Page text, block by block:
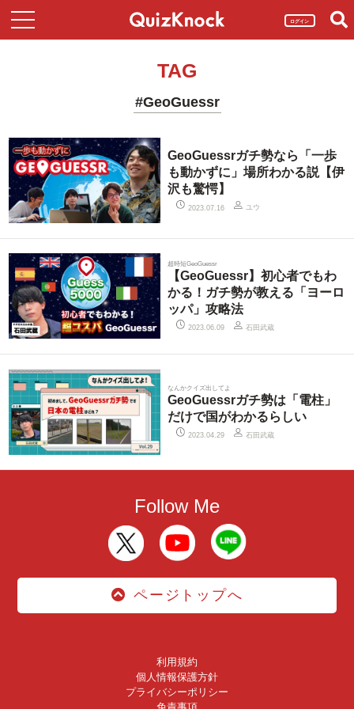
ログイン
TAG
#GeoGuessr
GeoGuessrガチ勢なら「一歩
も動かずに」場所わかる説【伊
沢も驚愕】
2023.07.16 ユウ
超時短GeoGuessr
【GeoGuessr】初心者でもわ
かる！ガチ勢が教える「ヨーロ
ッパ」攻略法
2023.06.09 石田武蔵
なんかクイズ出してよ
GeoGuessrガチ勢は「電柱」
だけで国がわかるらしい
2023.04.29 石田武蔵
Follow Me
ページトップへ
利用規約
個人情報保護方針
プライバシーポリシー